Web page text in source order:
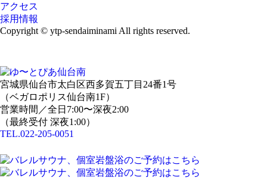
アクセス
採用情報
Copyright © ytp-sendaiminami All rights reserved.
宮城県仙台市太白区西多賀五丁目24番1号
（ベガロポリス仙台南1F）
営業時間／全日7:00〜深夜2:00
（最終受付 深夜1:00）
TEL.022-205-0051